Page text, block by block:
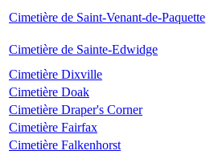
Cimetière de Saint-Venant-de-Paquette
Cimetière de Sainte-Edwidge
Cimetière Dixville
Cimetière Doak
Cimetière Draper's Corner
Cimetière Fairfax
Cimetière Falkenhorst